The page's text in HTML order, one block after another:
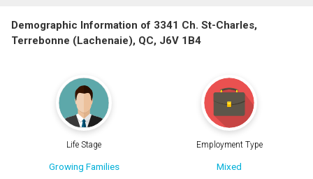
Demographic Information of 3341 Ch. St-Charles,
Terrebonne (Lachenaie), QC, J6V 1B4
Life Stage
Growing Families
Employment Type
Mixed